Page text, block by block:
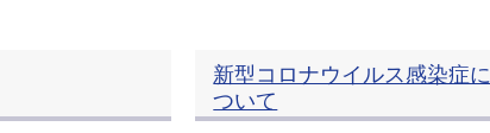
新型コロナウイルス感染症に
ついて